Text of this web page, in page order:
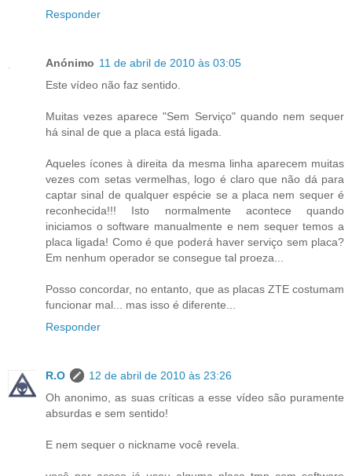
Responder
Anónimo 11 de abril de 2010 às 03:05
Este vídeo não faz sentido.
Muitas vezes aparece "Sem Serviço" quando nem sequer
há sinal de que a placa está ligada.
Aqueles ícones à direita da mesma linha aparecem muitas
vezes com setas vermelhas, logo é claro que não dá para
captar sinal de qualquer espécie se a placa nem sequer é
reconhecida!!! Isto normalmente acontece quando
iniciamos o software manualmente e nem sequer temos a
placa ligada! Como é que poderá haver serviço sem placa?
Em nenhum operador se consegue tal proeza...
Posso concordar, no entanto, que as placas ZTE costumam
funcionar mal... mas isso é diferente...
Responder
R.O
12 de abril de 2010 às 23:26
Oh anonimo, as suas críticas a esse vídeo são puramente
absurdas e sem sentido!
E nem sequer o nickname você revela.